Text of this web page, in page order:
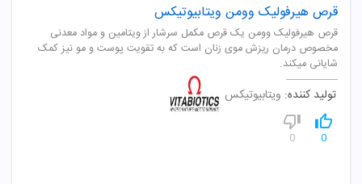
قرص هیرفولیک وومن ویتابیوتیکس
قرص هیرفولیک وومن یک قرص مکمل سرشار از ویتامین و مواد معدنی
مخصوص درمان ریزش موی زنان است که به تقویت پوست و مو نیز کمک
شایانی میکند.
تولید کننده: ویتابیوتیکس
0
0